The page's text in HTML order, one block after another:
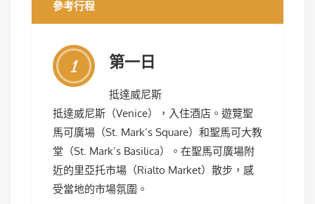
參考行程
1 第一日
抵達威尼斯
抵達威尼斯（Venice），入住酒店。遊覽聖
馬可廣場（St. Mark’s Square）和聖馬可大教
堂（St. Mark’s Basilica）。在聖馬可廣場附
近的里亞托市場（Rialto Market）散步，感
受當地的市場氛圍。